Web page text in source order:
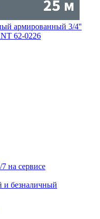
армированный 3/4''
62-0226
на сервисе
безналичный